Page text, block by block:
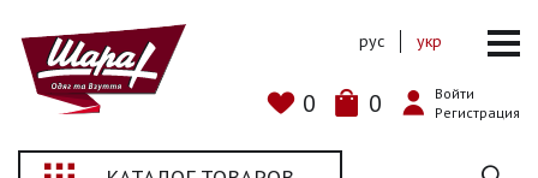
0 0
Войти
Регистрация
рус укр